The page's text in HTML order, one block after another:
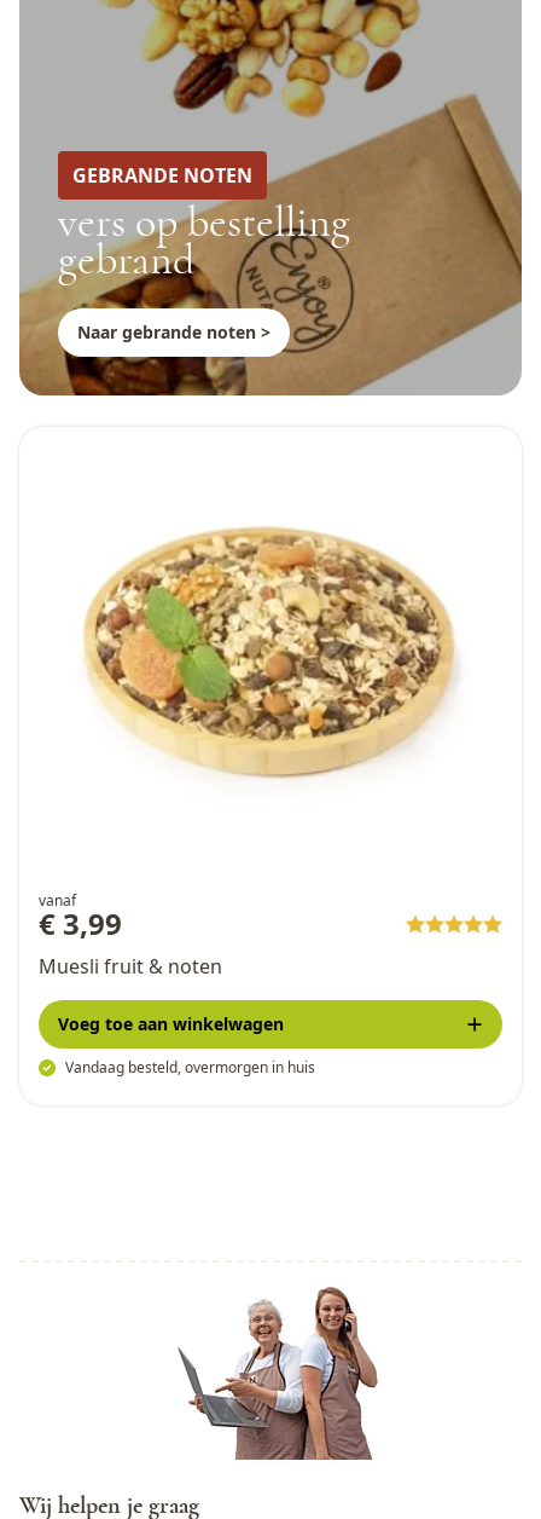
vanaf
€ 3,99
Muesli fruit & noten
Vandaag besteld, overmorgen in huis
Voeg toe aan winkelwagen
GEBRANDE NOTEN
vers op bestelling
gebrand
Naar gebrande noten >
Wij helpen je graag